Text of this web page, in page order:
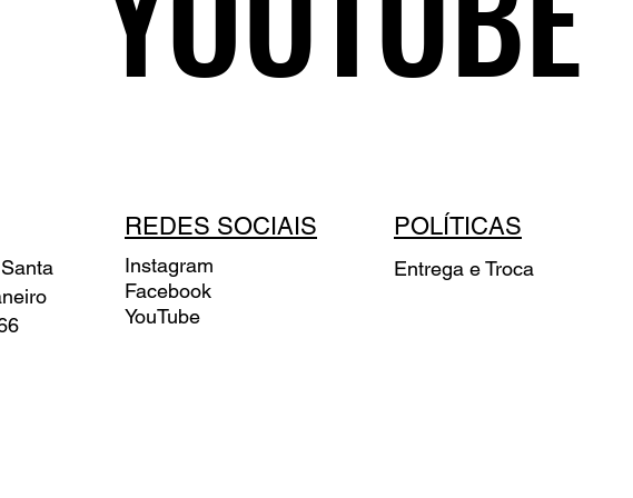
REDES SOCIAIS
Instagram
Facebook
YouTube
POLÍTICAS
Entrega e Troca